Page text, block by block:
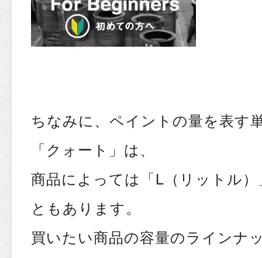
ちなみに、ペイントの量を表す
「クォート」は、
商品によっては「L（リットル
ともあります。
買いたい商品の容量のラインナ